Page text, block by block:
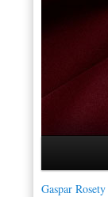
Gaspar Rosety